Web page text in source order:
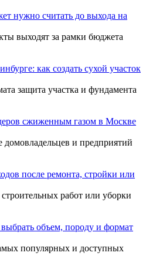
нужно считать до выхода на
выходят за рамки бюджета
как создать сухой участок
защита участка и фундамента
сжиженным газом в Москве
и предприятий
после ремонта, стройки или
работ или уборки
объем, породу и формат
популярных и доступных